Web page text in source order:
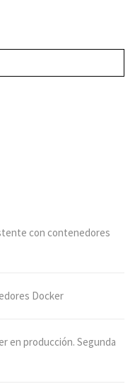
con contenedores
Docker
en producción. Segunda